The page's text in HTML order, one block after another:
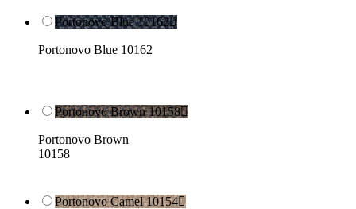
Portonovo Blue 10162
Portonovo Blue 10162
Portonovo Brown 10158
Portonovo Brown
10158
Portonovo Camel 10154